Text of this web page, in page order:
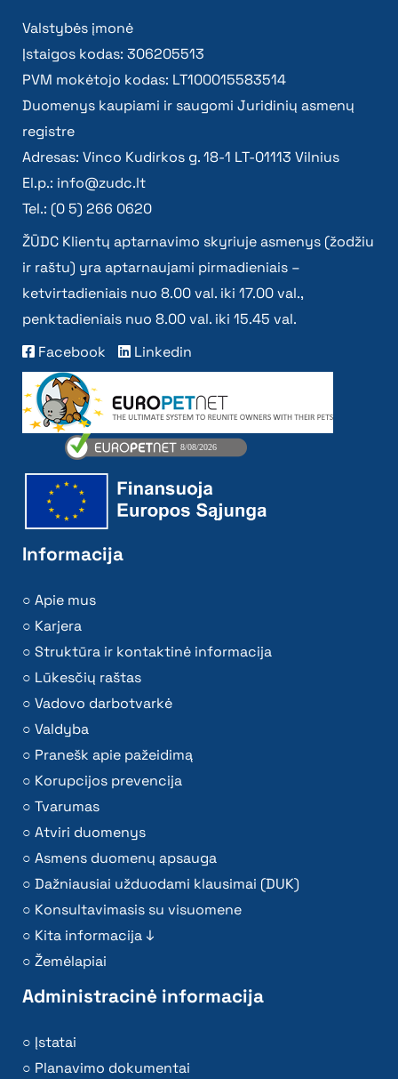
Valstybės įmonė
Įstaigos kodas: 306205513
PVM mokėtojo kodas: LT100015583514
Duomenys kaupiami ir saugomi Juridinių asmenų
registre
Adresas: Vinco Kudirkos g. 18-1 LT-01113 Vilnius
El.p.: info@zudc.lt
Tel.: (0 5) 266 0620
ŽŪDC Klientų aptarnavimo skyriuje asmenys (žodžiu
ir raštu) yra aptarnaujami pirmadieniais –
ketvirtadieniais nuo 8.00 val. iki 17.00 val.,
penktadieniais nuo 8.00 val. iki 15.45 val.
Facebook
Linkedin
Informacija
Apie mus
Karjera
Struktūra ir kontaktinė informacija
Lūkesčių raštas
Vadovo darbotvarkė
Valdyba
Pranešk apie pažeidimą
Korupcijos prevencija
Tvarumas
Atviri duomenys
Asmens duomenų apsauga
Dažniausiai užduodami klausimai (DUK)
Konsultavimasis su visuomene
Kita informacija ↓
Žemėlapiai
Administracinė informacija
Įstatai
Planavimo dokumentai